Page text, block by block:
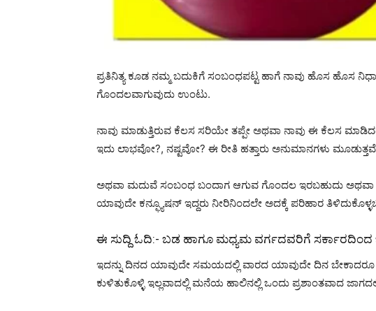
ಪ್ರತಿನಿತ್ಯ ಕೂಡ ನಮ್ಮ ಬದುಕಿಗೆ ಸಂಬಂಧಪಟ್ಟ ಹಾಗೆ ನಾವು ಹೊಸ ಹೊಸ
ಗೊಂದಲವಾಗುವುದು ಉಂಟು.
ನಾವು ಮಾಡುತ್ತಿರುವ ಕೆಲಸ ಸರಿಯೇ ತಪ್ಪೇ ಅಥವಾ ನಾವು ಈ ಕೆಲಸ
ಇದು ಲಾಭವೋ?, ನಷ್ಟವೋ? ಈ ರೀತಿ ಹತ್ತಾರು ಅನುಮಾನಗಳು
ಅಥವಾ ಮದುವೆ ಸಂಬಂಧ ಬಂದಾಗ ಆಗುವ ಗೊಂದಲ ಇರಬಹುದು ಅಥವಾ
ಯಾವುದೇ ಕನ್ಫ್ಯೂಷನ್ ಇದ್ದರು ನೀರಿನಿಂದಲೇ ಅದಕ್ಕೆ ಪರಿಹಾರ
ಈ ಸುದ್ದಿ ಓದಿ:- ಬಡ ಹಾಗೂ ಮಧ್ಯಮ ವರ್ಗದವರಿಗೆ ಸರ್ಕಾರದಿಂದ
ಇದನ್ನು ದಿನದ ಯಾವುದೇ ಸಮಯದಲ್ಲಿ ವಾರದ ಯಾವುದೇ ದಿನ
ಕುಳಿತುಕೊಳ್ಳಿ ಇಲ್ಲವಾದಲ್ಲಿ ಮನೆಯ ಹಾಲಿನಲ್ಲಿ ಒಂದು ಪ್ರಶಾಂತವಾದ